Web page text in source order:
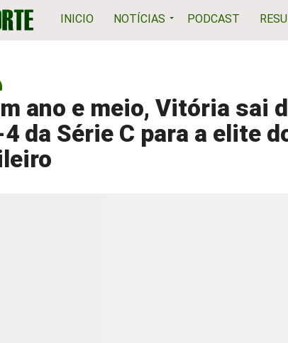
INICIO NOTÍCIAS PODCAST
ano e meio, Vitória sai
da Série C para a elite